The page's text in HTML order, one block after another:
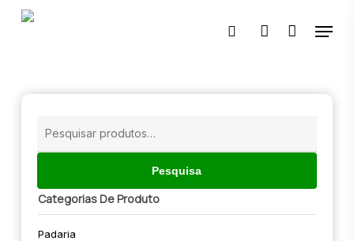
Skip
🔍
pesquisaraccount
Menu
Pesquisa
Categorias De Produto
Padaria